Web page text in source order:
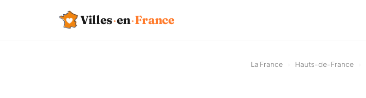
Villes·en·France
La France Hauts-de-France